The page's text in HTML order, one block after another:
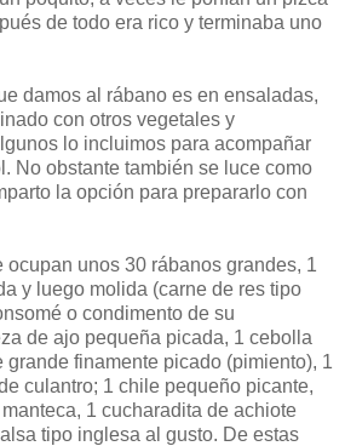
de todo era rico y terminaba uno
damos al rábano es en ensaladas,
con otros vegetales y
lo incluimos para acompañar
No obstante también se luce como
la opción para prepararlo con
unos 30 rábanos grandes, 1
y luego molida (carne de res tipo
o condimento de su
de ajo pequeña picada, 1 cebolla
finamente picado (pimiento), 1
culantro; 1 chile pequeño picante,
1 cucharadita de achiote
tipo inglesa al gusto. De estas